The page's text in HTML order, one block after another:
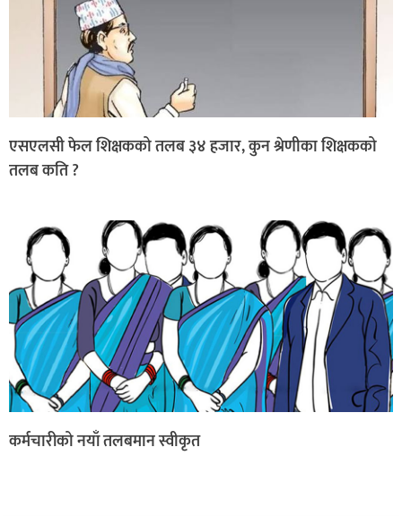
एसएलसी फेल शिक्षकको तलब ३४ हजार, कुन श्रेणीका शिक्षकको
तलब कति ?
कर्मचारीको नयाँ तलबमान स्वीकृत